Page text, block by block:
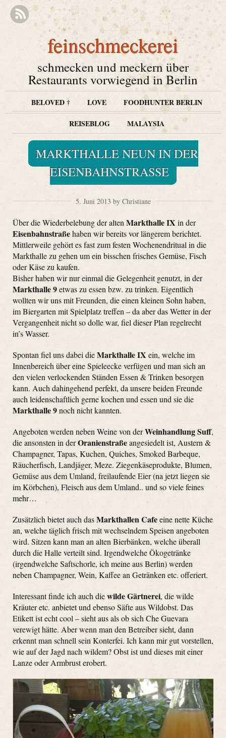
feinschmeckerei
schmecken und meckern über
Restaurants vorwiegend in Berlin
BELOVED † LOVE
FOODHUNTER BERLIN
REISEBLOG
MALAYSIA
MARKTHALLE NEUN IN DER
EISENBAHNSTRASSE
5. Juni 2013 by Christiane
Über die Wiederbelebung der alten Markthalle IX in der
Eisenbahnstraßehaben wir bereits vor längerem berichtet.
Mittlerweile gehört es fast zum festen Wochenendritual in die
Markthalle zu gehen um ein bisschen frisches Gemüse, Fisch
oder Käse zu kaufen.
Bisher haben wir nur einmal die Gelegenheit genutzt, in der
Markthalle 9etwas zu essen bzw. zu trinken. Eigentlich
wollten wir uns mit Freunden, die einen kleinen Sohn haben,
im Biergarten mit Spielplatz treffen – da aber das Wetter in der
Vergangenheit nicht so dolle war, fiel dieser Plan regelrecht
in’s Wasser.
Spontan fiel uns dabei dieMarkthalle IX ein, welche im
Innenbereich über eine Spieleecke verfügen und man sich an
den vielen verlockenden Ständen Essen & Trinken besorgen
kann. Auch dahingehend perfekt, da unsere beiden Freunde
auch leidenschaftlich gerne kochen und essen und sie die
Markthalle 9noch nicht kannten.
Angeboten werden neben Weine von derWeinhandlung Suff,
die ansonsten in derOranienstraßeangesiedelt ist, Austern &
Champagner, Tapas, Kuchen, Quiches, Smoked Barbeque,
Räucherfisch, Landjäger, Meze. Ziegenkäseprodukte, Blumen,
Gemüse aus dem Umland, freilaufende Eier (na jetzt liegen sie
im Körbchen), Fleisch aus dem Umland.. und so viele feines
mehr…
Zusätzlich bietet auch dasMarkthallen Cafeeine nette Küche
an, welche täglich frisch mit wechselndem Speisen angeboten
wird. Sitzen kann man an alten Bierbänken, welche überall
durch die Halle verteilt sind. Irgendwelche Ökogetränke
(irgendwelche Saftschorle, ich meine aus Berlin) werden
neben Champagner, Wein, Kaffee an Getränken etc. offeriert.
Interessant finde ich auch diewilde Gärtnerei, die wilde
Kräuter etc. anbietet und ebenso Säfte aus Wildobst. Das
Etikett ist echt cool – sieht aus als ob sich Che Guevara
verewigt hätte. Aber wenn man den Betreiber sieht, dann
erkennt man schnell sein Konterfei. Ich kann mir gut vorstellen,
wie auf der Jagd nach wildem? Obst ist und dieses mit einer
Lanze oder Armbrust erobert.